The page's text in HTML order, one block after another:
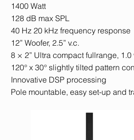
1400 Watt
128 dB max SPL
40 Hz 20 kHz frequency response
12” Woofer, 2.5” v.c.
8 × 2” Ultra compact fullrange, 1.0
120° x 30° slightly tilted pattern
Innovative DSP processing
Pole mountable, easy set-up and